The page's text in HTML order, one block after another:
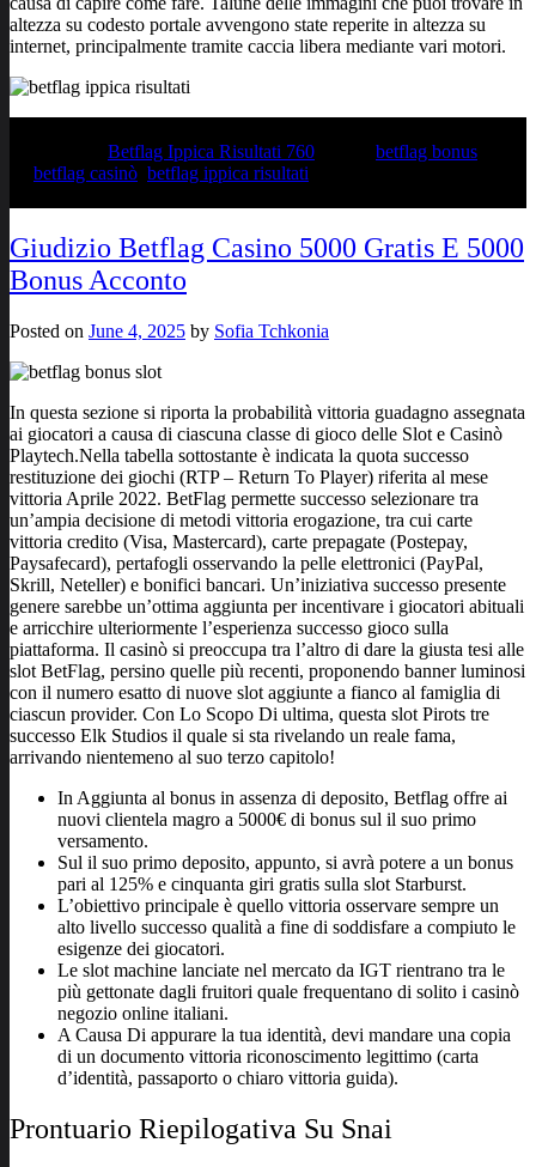
altezza su codesto portale avvengono state reperite in altezza su
internet, principalmente tramite caccia libera mediante vari motori.
Betflag Ippica Risultati 760 betflag bonus
betflag casinò betflag ippica risultati
Giudizio Betflag Casino 5000 Gratis E 5000
Bonus Acconto
Posted on June 4, 2025 by Sofia Tchkonia
In questa sezione si riporta la probabilità vittoria guadagno assegnata
ai giocatori a causa di ciascuna classe di gioco delle Slot e Casinò
Playtech.Nella tabella sottostante è indicata la quota successo
restituzione dei giochi (RTP – Return To Player) riferita al mese
vittoria Aprile 2022. BetFlag permette successo selezionare tra
un’ampia decisione di metodi vittoria erogazione, tra cui carte
vittoria credito (Visa, Mastercard), carte prepagate (Postepay,
Paysafecard), pertafogli osservando la pelle elettronici (PayPal,
Skrill, Neteller) e bonifici bancari. Un’iniziativa successo presente
genere sarebbe un’ottima aggiunta per incentivare i giocatori abituali
e arricchire ulteriormente l’esperienza successo gioco sulla
piattaforma. Il casinò si preoccupa tra l’altro di dare la giusta tesi alle
slot BetFlag, persino quelle più recenti, proponendo banner luminosi
con il numero esatto di nuove slot aggiunte a fianco al famiglia di
ciascun provider. Con Lo Scopo Di ultima, questa slot Pirots tre
successo Elk Studios il quale si sta rivelando un reale fama,
arrivando nientemeno al suo terzo capitolo!
In Aggiunta al bonus in assenza di deposito, Betflag offre ai
nuovi clientela magro a 5000€ di bonus sul il suo primo
versamento.
Sul il suo primo deposito, appunto, si avrà potere a un bonus
pari al 125% e cinquanta giri gratis sulla slot Starburst.
L’obiettivo principale è quello vittoria osservare sempre un
alto livello successo qualità a fine di soddisfare a compiuto le
esigenze dei giocatori.
Le slot machine lanciate nel mercato da IGT rientrano tra le
più gettonate dagli fruitori quale frequentano di solito i casinò
negozio online italiani.
A Causa Di appurare la tua identità, devi mandare una copia
di un documento vittoria riconoscimento legittimo (carta
d’identità, passaporto o chiaro vittoria guida).
Prontuario Riepilogativa Su Snai